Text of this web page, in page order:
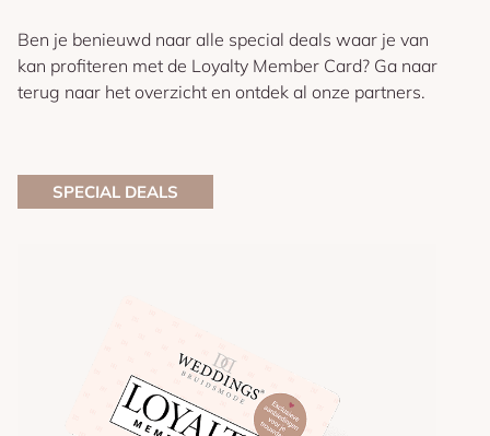
Ben je benieuwd naar alle special deals waar je van
kan profiteren met de Loyalty Member Card? Ga naar
terug naar het overzicht en ontdek al onze partners.
SPECIAL DEALS